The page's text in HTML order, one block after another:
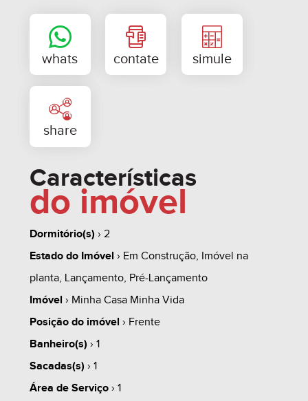
- PEQUENA ENTRADA E SALDO PELA CAIXA ¹ !!
- ESTUDA-SE CARRO E MOTO, OU TERRENO
COMO PARTE DE PAGAMENTO!
- 01 TORRE, ELEVADOR, ESPAÇO PARA SALÃO DE
FESTAS, ACADEMIA E COWORKING!
- VISTA PANORAMICA!
------------------------------------------------------------------------
-------------
1.0 - PROPOSTA 01 (EXEMPLO):
whats contate
share
Características
do imóvel
Dormitório(s) › 2
Estado do Imóvel › Em Construção, Imóvel na
planta, Lançamento, Pré-Lançamento
Imóvel › Minha Casa Minha Vida
Posição do imóvel › Frente
Banheiro(s) › 1
Sacadas(s) › 1
Área de Serviço› 1